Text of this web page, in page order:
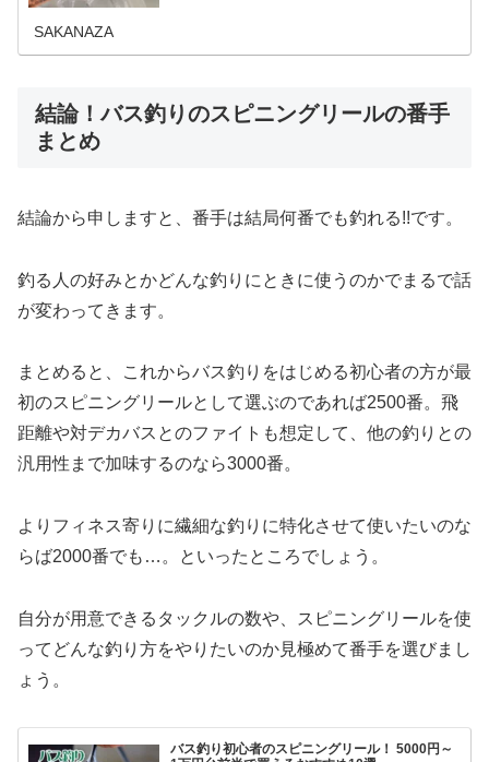
SAKANAZA
結論！バス釣りのスピニングリールの番手
まとめ
結論から申しますと、番手は結局何番でも釣れる!!です。
釣る人の好みとかどんな釣りにときに使うのかでまるで話
が変わってきます。
まとめると、これからバス釣りをはじめる初心者の方が最
初のスピニングリールとして選ぶのであれば2500番。飛
距離や対デカバスとのファイトも想定して、他の釣りとの
汎用性まで加味するのなら3000番。
よりフィネス寄りに繊細な釣りに特化させて使いたいのな
らば2000番でも…。といったところでしょう。
自分が用意できるタックルの数や、スピニングリールを使
ってどんな釣り方をやりたいのか見極めて番手を選びまし
ょう。
バス釣り初心者のスピニングリール！ 5000円～